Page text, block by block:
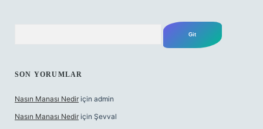
SON YORUMLAR
Nasın Manası Nedir için admin
Nasın Manası Nedir için Şevval